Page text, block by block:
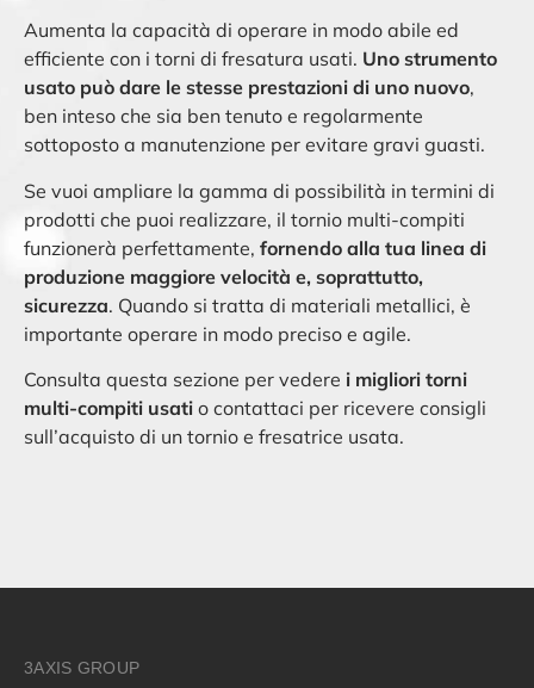
Aumenta la capacità di operare in modo abile ed
efficiente con i torni di fresatura usati. Uno strumento
usato può dare le stesse prestazioni di uno nuovo,
ben inteso che sia ​​ben tenuto e regolarmente
sottoposto a manutenzione per evitare gravi guasti.
Se vuoi ampliare la gamma di possibilità in termini di
prodotti che puoi realizzare, il tornio multi-compiti
funzionerà perfettamente, fornendo alla tua linea di
produzione maggiore velocità e, soprattutto,
sicurezza. Quando si tratta di materiali metallici, è
importante operare in modo preciso e agile.
Consulta questa sezione per vedere i migliori torni
multi-compiti usati o contattaci per ricevere consigli
sull’acquisto di un tornio e fresatrice usata.
3AXIS GROUP